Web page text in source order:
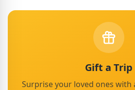
Gift a Trip
Surprise your loved ones